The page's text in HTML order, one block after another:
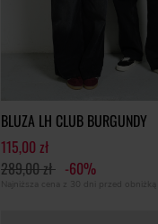
BLUZA LH CLUB BURGUNDY
115,00 zł
289,00 zł -60%
Najniższa cena z 30 dni przed obniżką